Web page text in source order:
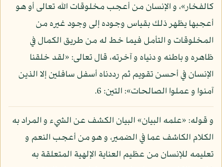
كالفخار»، و الإنسان من أعجب مخلوقات الله تعالى أو هو
أعجبها يظهر ذلك بقياس وجوده إلى وجود غيره من
المخلوقات و التأمل فيما خط له من طريق الكمال في
ظاهره و باطنه و دنياه و آخرته، قال تعالى: «لقد خلقنا
الإنسان في أحسن تقويم ثم رددناه أسفل سافلين إلا الذين
آمنوا و عملوا الصالحات»: التين: 6.
و قوله: «علمه البيان» البيان الكشف عن الشيء و المراد به
الكلام الكاشف عما في الضمير، و هو من أعجب النعم و
تعليمه للإنسان من عظيم العناية الإلهية المتعلقة به